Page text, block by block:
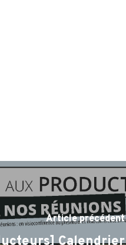
Article précédent
Calendrier